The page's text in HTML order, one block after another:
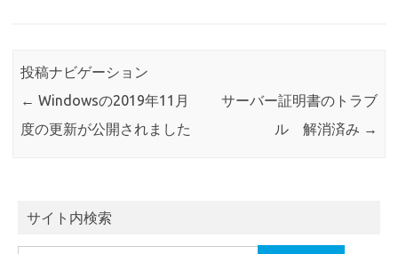
投稿ナビゲーション
← Windowsの2019年11月
度の更新が公開されました
サーバー証明書のトラブ
ル 解消済み →
サイト内検索